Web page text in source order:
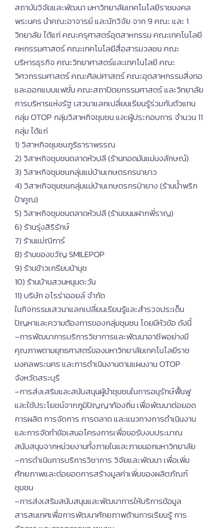
สถาบันวิจัยและพัฒนา มหาวิทยาลัยเทคโนโลยีราชมงคล
พระนคร นำคณะอาจารย์ และนักวิจัย จาก 9 คณะ และ 1
วิทยาลัย ได้แก่ คณะครุศาสตร์อุตสาหกรรม คณะเทคโนโลยี
คหกรรมศาสตร์ คณะเทคโนโลยีสื่อสารมวลชน คณะ
บริหารธุรกิจ คณะวิทยาศาสตร์และเทคโนโลยี คณะ
วิศวกรรมศาสตร์ คณะศิลปศาสตร์ คณะอุตสาหกรรมสิ่งทอ
และออกแบบแฟชั่น คณะสถาปัตยกรรมศาสตร์ และวิทยาลัย
การบริหารแห่งรัฐ เสวนาแลกเปลี่ยนเรียนรู้ร่วมกับตัวแทน
กลุ่ม OTOP กลุ่มวิสาหกิจชุมชน และผู้ประกอบการ จำนวน 11
กลุ่ม ได้แก่
1) วิสาหกิจชุมชนภูริธาราพรรณ
2) วิสาหกิจชุมชนตลาดหัวปลี (ร้านทอดมันแม่นงลักษณ์)
3) วิสาหกิจชุมชนกลุ่มแม่บ้านเกษตรกรนายาว
4) วิสาหกิจชุมชนกลุ่มแม่บ้านเกษตรกรป่ายาง (ร้านน้ำพริก
ป้าคูณ)
5) วิสาหกิจชุมชนตลาดหัวปลี (ร้านขนมฝากพี่ราญ)
6) ร้านรุ่งสิริรักษ์
7) ร้านแม่ณิการ์
8) ร้านของขวัญ SMILEPOP
9) ร้านข้าวเกรียบน้านุช
10) ร้านบ้านสวนหนุนตะวัน
11) บริษัท อโรร่าออยล์ จำกัด
ในกิจกรรมเสวนาแลกเปลี่ยนเรียนรู้และสำรวจประเด็น
ปัญหาและความต้องการของกลุ่มชุมชน โดยมีหัวข้อ ดังนี้
–การพัฒนาการบริการวิชาการและพัฒนาอาชีพอย่างมี
คุณภาพตามยุทธศาสตร์ของมหาวิทยาลัยเทคโนโลยีราช
มงคลพระนคร และการดำเนินงานตามแผนงาน OTOP
จังหวัดสระบุรี
–การส่งเสริมและสนับสนุนผู้นำชุมชนในการอนุรักษ์ฟื้นฟู
และใช้ประโยชน์จากภูมิปัญญาท้องถิ่น เพื่อพัฒนาต่อยอด
การผลิต การจัดการ การตลาด และแนวทางการดำเนินงาน
และการจัดทำข้อเสนอโครงการเพื่อขอรับงบประมาณ
สนับสนุนจากหน่วยงานทั้งภายในและภายนอกมหาวิทยาลัย
–การดำเนินการบริการวิชาการ วิจัยและพัฒนา เพื่อเพิ่ม
ศักยภาพและต่อยอดการสร้างมูลค่าเพิ่มของผลิตภัณฑ์
ชุมชน
–การส่งเสริมสนับสนุนและพัฒนาการให้บริการข้อมูล
สารสนเทศเพื่อการพัฒนาศักยภาพด้านการเรียนรู้ การ